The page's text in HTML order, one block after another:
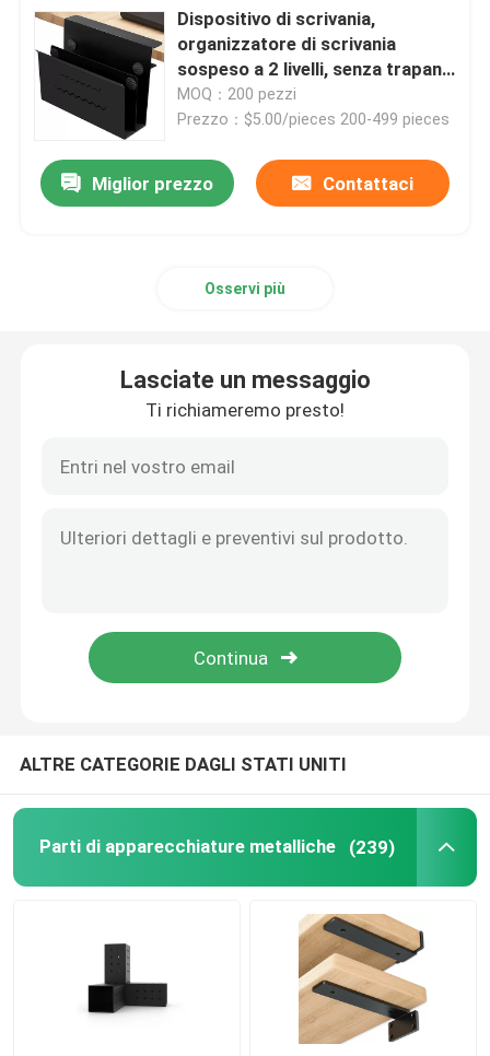
Staffe metalliche personalizzate
Hardware per scaffalature metalliche
Hardware da giardino in metallo
Accessori audio per computer
Hardware in metallo su misura
Parti di montaggio di metallo
Dispositivo di scrivania,
organizzatore di scrivania
sospeso a 2 livelli, senza trapano
sotto il tavolo, porta-laptop,
scaffale per documenti
MOQ：200 pezzi
Prezzo：$5.00/pieces 200-499 pieces
Miglior prezzo Contattaci
Osservi più
Lasciate un messaggio
Ti richiameremo presto!
ALTRE CATEGORIE DAGLI STATI UNITI
Parti di apparecchiature metalliche (239)